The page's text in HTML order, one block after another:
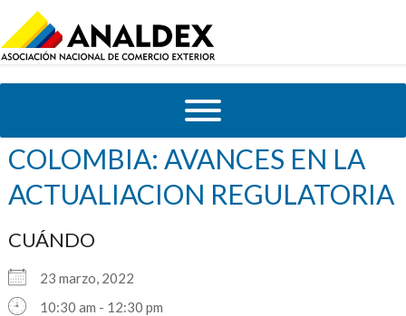
COMEX TALKS CANNABIS EN
COLOMBIA: AVANCES EN LA
ACTUALIACION REGULATORIA
CUÁNDO
23 marzo, 2022
10:30 am - 12:30 pm